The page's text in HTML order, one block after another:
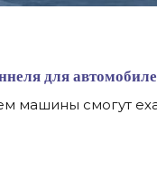
для
машины смогут